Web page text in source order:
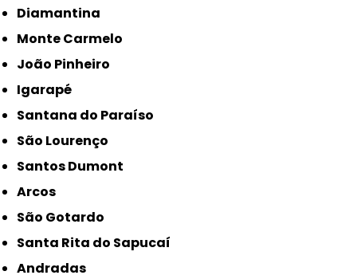
Diamantina
Monte Carmelo
João Pinheiro
Igarapé
Santana do Paraíso
São Lourenço
Santos Dumont
Arcos
São Gotardo
Santa Rita do Sapucaí
Andradas